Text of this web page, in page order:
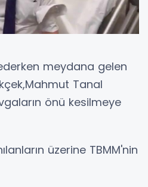
meydana gelen
Tanal
önü kesilmeye
üzerine TBMM'nin